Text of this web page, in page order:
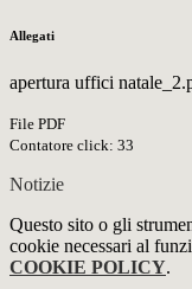
Allegati
apertura uffici
File PDF
Contatore click: 33
Notizie
Questo sito o gli
cookie necessari al
COOKIE POLICY.